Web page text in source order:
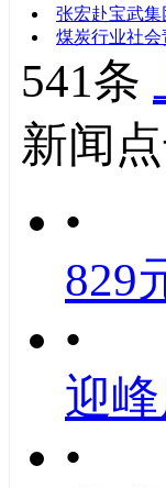
张宏赴宝武
煤炭行业社
541条
新闻
•
829
•
迎
•